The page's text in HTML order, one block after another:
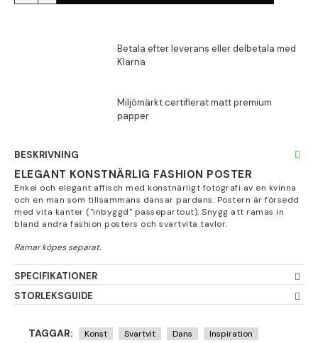
BESKRIVNING
ELEGANT KONSTNÄRLIG FASHION POSTER
Enkel och elegant affisch med konstnärligt fotografi av en kvinna
och en man som tillsammans dansar pardans. Postern är försedd
med vita kanter ("inbyggd" passepartout). Snygg att ramas in
bland andra fashion posters och svartvita tavlor.
SPECIFIKATIONER
STORLEKSGUIDE
TAGGAR: Konst Svartvit Dans
Inspiration